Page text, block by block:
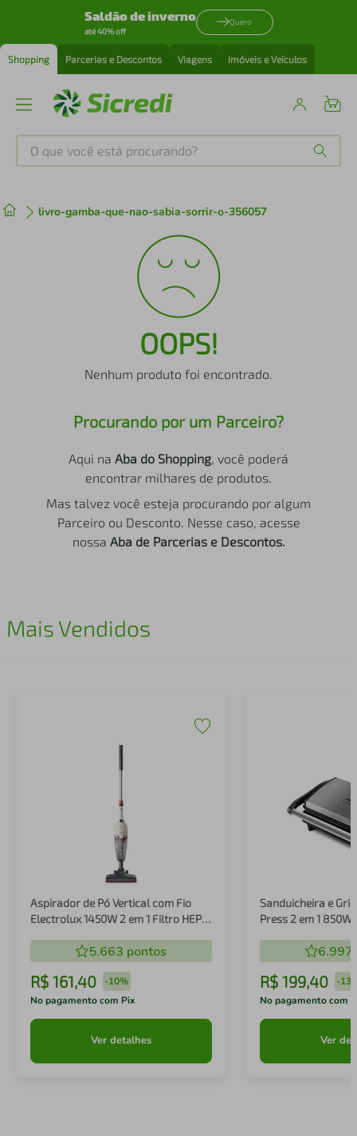
Saldão de inverno
até 40% off
Quero
Shopping Parcerias e Descontos Viagens Imóveis e Veículos
O que você está procurando?
livro-gamba-que-nao-sabia-sorrir-o-356057
OOPS!
Nenhum produto foi encontrado.
Procurando por um Parceiro?
Aqui na Aba do Shopping, você poderá
encontrar milhares de produtos.
Mas talvez você esteja procurando por algum
Parceiro ou Desconto. Nesse caso, acesse
nossa Aba de Parcerias e Descontos.
Mais Vendidos
Aspirador de Pó Vertical com Fio
Electrolux 1450W 2 em 1 Filtro HEPA
5.663 pontos
R$ 161,40 -10%
No pagamento com Pix
Ver detalhes
Sanduicheira e
Press 2 em 1 850W
6.997
R$ 199,40 -
No pagamento com
Ver